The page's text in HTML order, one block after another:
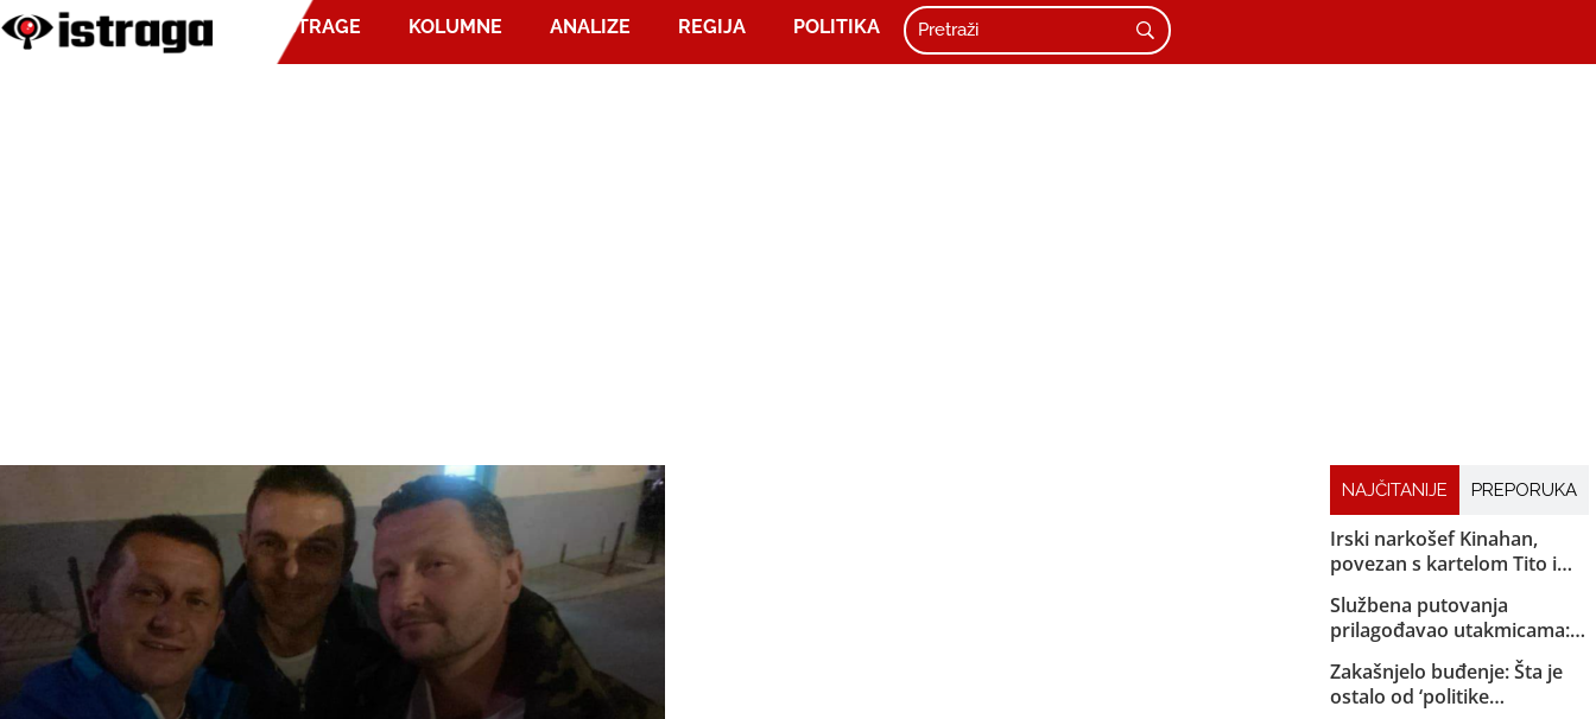
ISTRAGE KOLUMNE ANALIZE REGIJA POLITIKA
NAJČITANIJE PREPORUKA
Irski narkošef Kinahan,
povezan s kartelom Tito i
Vladin avion već sletio u
Dubai
Službena putovanja
prilagođavao utakmicama:
Helez sa saradnicima o
državnom trošku pratio
reprezentaciju BiH
Zakašnjelo buđenje: Šta je
ostalo od ‘politike